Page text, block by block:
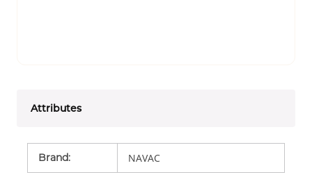
Attributes
Brand: NAVAC